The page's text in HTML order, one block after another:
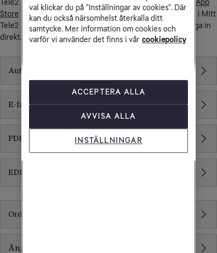
Tele2 Företag från din dator eller ladda ner som app från App
Store eller Google Play . Om du redan har ett privat konto i Mitt
Tele2 behöver du inte registrera dig på nytt utan kan logga in
direkt.
Autogiro
E-faktura
PDF-faktura
EDI-faktura - endast för dig med ramavtal
Ordlista
Ångerrätt och retur för enskild firma
val klickar du på ”Inställningar av cookies”. Där
kan du också närsomhelst återkalla ditt
samtycke. Mer information om cookies och
varför vi använder det finns i vår cookiepolicy
ACCEPTERA ALLA
AVVISA ALLA
INSTÄLLNINGAR